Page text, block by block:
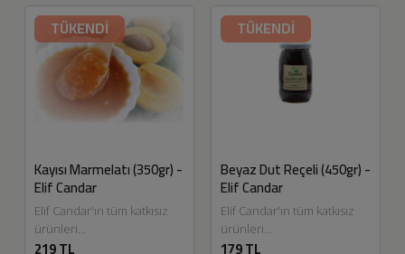
umarız...
TÜKENDİ
Kayısı Marmelatı (350gr) -
Elif Candar
Elif Candar'ın tüm katkısız
ürünleri
Eskitadında.com'da.
219 TL
TÜKENDİ
Beyaz Dut Reçeli (450gr) -
Elif Candar
Elif Candar'ın tüm katkısız
ürünleri
Eskitadında.com'da. Reçel
179 TL